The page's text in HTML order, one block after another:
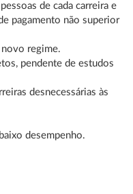
de cada carreira e
pagamento não superior
regime.
pendente de estudos
desnecessárias às
desempenho.